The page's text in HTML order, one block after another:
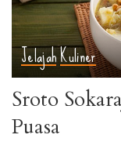
JelajahKuliner
Sroto
Puasa